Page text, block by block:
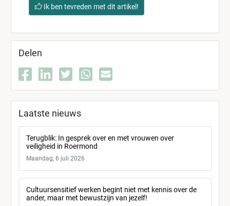
Ik ben tevreden met dit artikel!
Delen
Laatste nieuws
Terugblik: In gesprek over en met vrouwen over
veiligheid in Roermond
Maandag, 6 juli 2026
Cultuursensitief werken begint niet met kennis over de
ander, maar met bewustzijn van jezelf!